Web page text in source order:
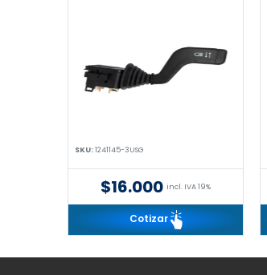
SKU:1241145-3USG
$16.000 incl. IVA 19%
Cotizar